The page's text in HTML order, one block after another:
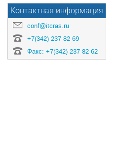
Контактная информация
conf@itcras.ru
+7(342) 237 82 69
Факс: +7(342) 237 82 62